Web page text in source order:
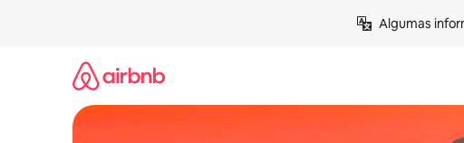
Algumas